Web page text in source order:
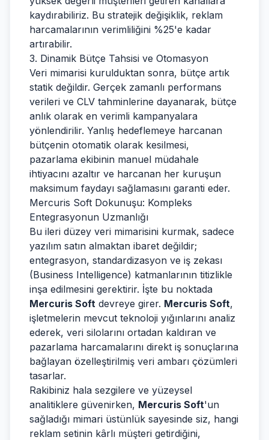
kaydırabiliriz. Bu stratejik değişiklik, reklam
harcamalarının verimliliğini %25'e kadar
artırabilir.
3. Dinamik Bütçe Tahsisi ve Otomasyon
Veri mimarisi kurulduktan sonra, bütçe artık
statik değildir. Gerçek zamanlı performans
verileri ve CLV tahminlerine dayanarak, bütçe
anlık olarak en verimli kampanyalara
yönlendirilir. Yanlış hedeflemeye harcanan
bütçenin otomatik olarak kesilmesi,
pazarlama ekibinin manuel müdahale
ihtiyacını azaltır ve harcanan her kuruşun
maksimum faydayı sağlamasını garanti eder.
Mercuris Soft Dokunuşu: Kompleks
Entegrasyonun Uzmanlığı
Bu ileri düzey veri mimarisini kurmak, sadece
yazılım satın almaktan ibaret değildir;
entegrasyon, standardizasyon ve iş zekası
(Business Intelligence) katmanlarının titizlikle
inşa edilmesini gerektirir. İşte bu noktada
Mercuris Soft devreye girer. Mercuris Soft,
işletmelerin mevcut teknoloji yığınlarını analiz
ederek, veri silolarını ortadan kaldıran ve
pazarlama harcamalarını direkt iş sonuçlarına
bağlayan özelleştirilmiş veri ambarı çözümleri
tasarlar.
Rakibiniz hala sezgilere ve yüzeysel
analitiklere güvenirken, Mercuris Soft'un
sağladığı mimari üstünlük sayesinde siz, hangi
reklam setinin kârlı müşteri getirdiğini,